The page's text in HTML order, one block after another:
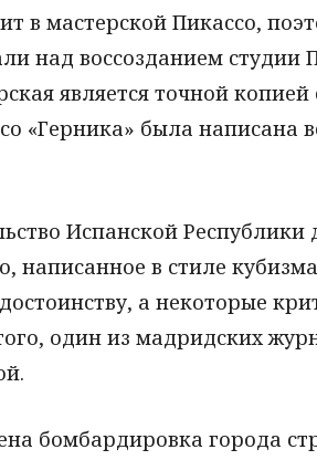
в мастерской Пикассо,
над воссозданием студии
является точной
«Герника» была написана
Испанской
написанное в стиле
а некоторые
один из мадридских
бомбардировка города